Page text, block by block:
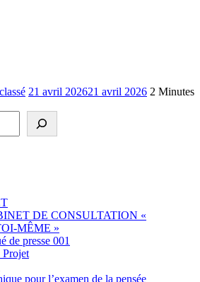
21 avril 202621 avril 2026 2 Minutes
DE CONSULTATION «
MÊME »
de presse 001
Projet
pour l’examen de la pensée